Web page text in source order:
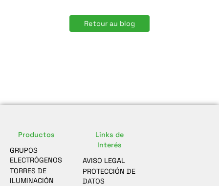
Retour au blog
Productos
GRUPOS
ELECTRÓGENOS
TORRES DE
ILUMINACIÓN
Links de
Interés
AVISO LEGAL
PROTECCIÓN DE
DATOS